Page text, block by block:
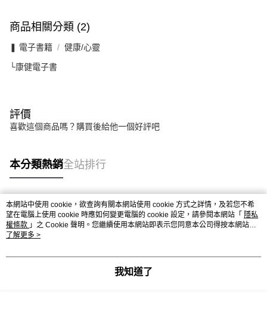
商品相關分類 (2)
❚ 電子書籍 健康/心靈
└康健電子書
評價
喜歡這個商品嗎？購買後給他一個好評吧
本分類熱銷全站排行
熱門標籤
本網站中使用 cookie，欲查詢有關本網站使用 cookie 方式之詳情，及若您不希
望在電腦上使用 cookie 時應如何變更電腦的 cookie 設定，請參閱本網站「 隱私
權條款 」之 Cookie 聲明。您繼續使用本網站即表示您同意本公司得按本網站使
用條款之 Cookie 聲明使用 cookie。
了解更多 >
我知道了